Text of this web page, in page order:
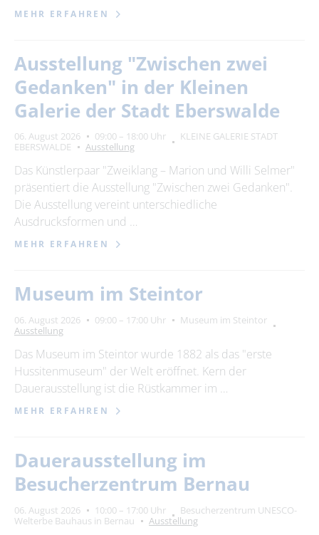
Suchbegriff
bitte wählen
Ort
SUCHEN
MEHR ERFAHREN
Ausstellung "Zwischen zwei
Gedanken" in der Kleinen
Galerie der Stadt Eberswalde
06. August 2026 09:00 – 18:00 Uhr
KLEINE GALERIE STADT
EBERSWALDE
Ausstellung
Das Künstlerpaar "Zweiklang – Marion und Willi Selmer"
präsentiert die Ausstellung "Zwischen zwei Gedanken".
Die Ausstellung vereint unterschiedliche
Ausdrucksformen und …
MEHR ERFAHREN
Museum im Steintor
06. August 2026 09:00 – 17:00 Uhr
Museum im Steintor
Ausstellung
Das Museum im Steintor wurde 1882 als das "erste
Hussitenmuseum" der Welt eröffnet. Kern der
Dauerausstellung ist die Rüstkammer im …
MEHR ERFAHREN
Dauerausstellung im
Besucherzentrum Bernau
06. August 2026 10:00 – 17:00 Uhr
Besucherzentrum UNESCO-
Welterbe Bauhaus in Bernau
Ausstellung